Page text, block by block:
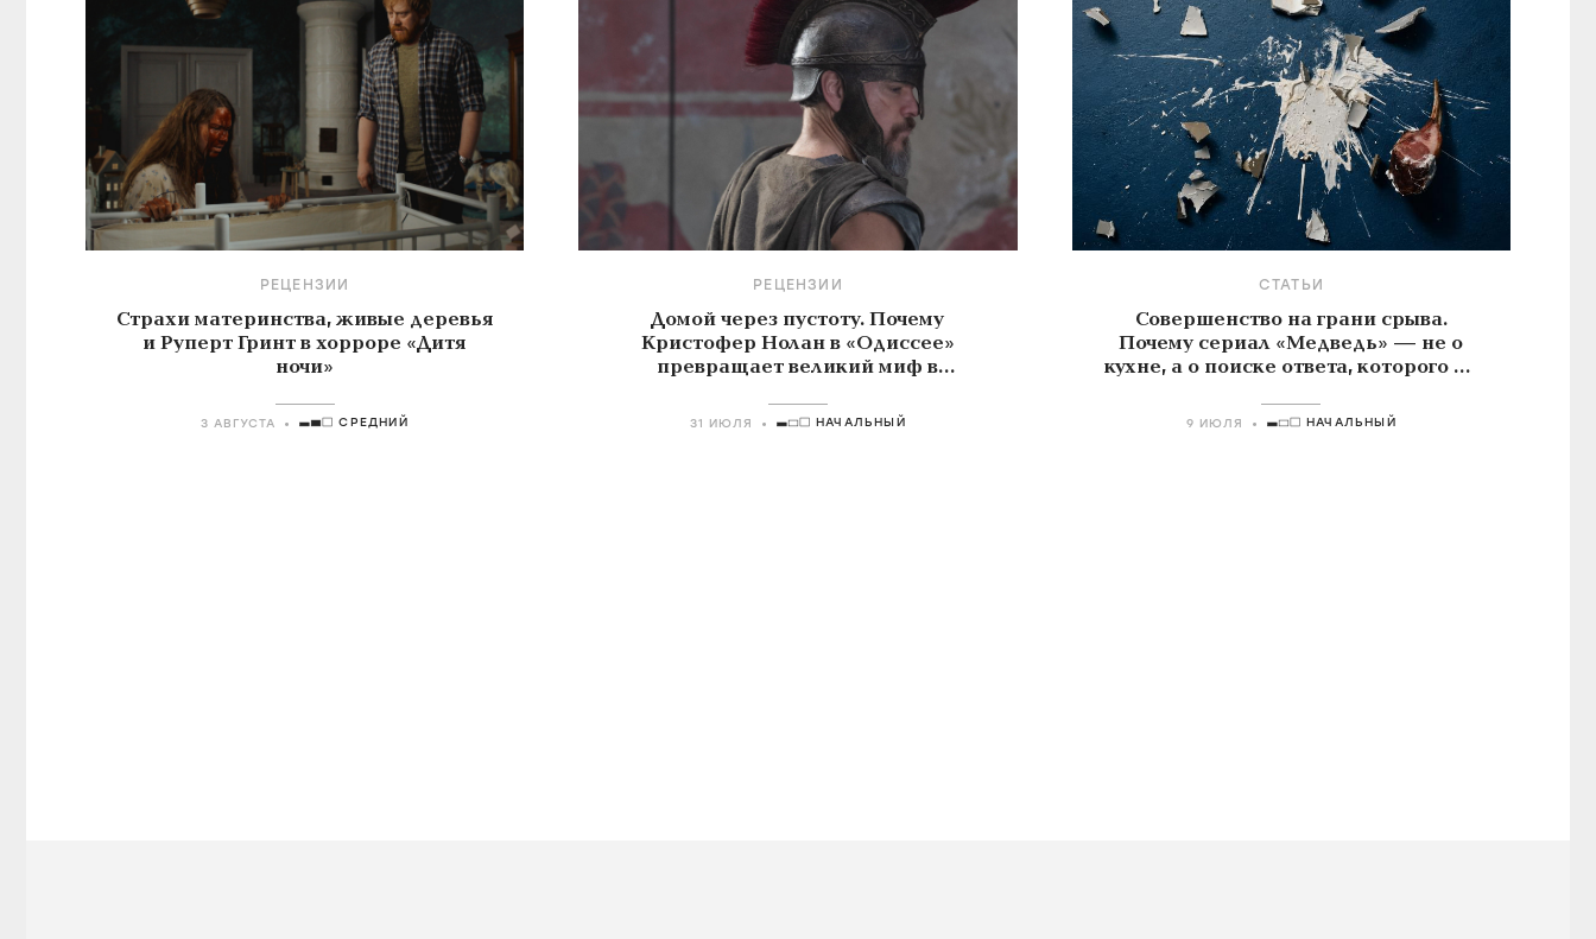
РЕЦЕНЗИИ
Страхи материнства, живые деревья
и Руперт Гринт в хорроре «Дитя
ночи»
3 АВГУСТА СРЕДНИЙ
РЕЦЕНЗИИ
Домой через пустоту. Почему
Кристофер Нолан в «Одиссее»
превращает великий миф в
31 ИЮЛЯ НАЧАЛЬНЫЙ
СТАТЬИ
Совершенство на грани срыва.
Почему сериал «Медведь» — не о
кухне, а о поиске ответа, которого не
9 ИЮЛЯ НАЧАЛЬНЫЙ